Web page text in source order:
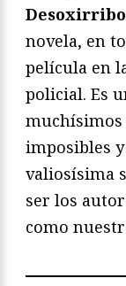
novela, en
película en
policial. Es
muchísimos
imposibles
valiosísima
ser los
como